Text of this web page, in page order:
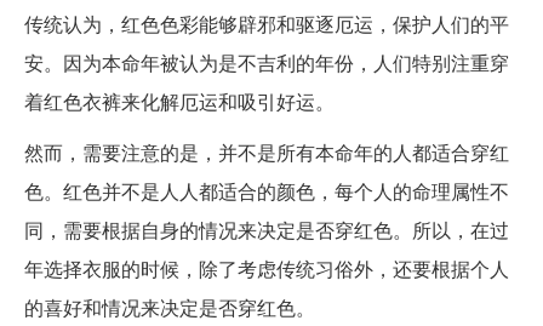
传统认为，红色色彩能够辟邪和驱逐厄运，保护人们的平
安。因为本命年被认为是不吉利的年份，人们特别注重穿
着红色衣裤来化解厄运和吸引好运。
然而，需要注意的是，并不是所有本命年的人都适合穿红
色。红色并不是人人都适合的颜色，每个人的命理属性不
同，需要根据自身的情况来决定是否穿红色。所以，在过
年选择衣服的时候，除了考虑传统习俗外，还要根据个人
的喜好和情况来决定是否穿红色。